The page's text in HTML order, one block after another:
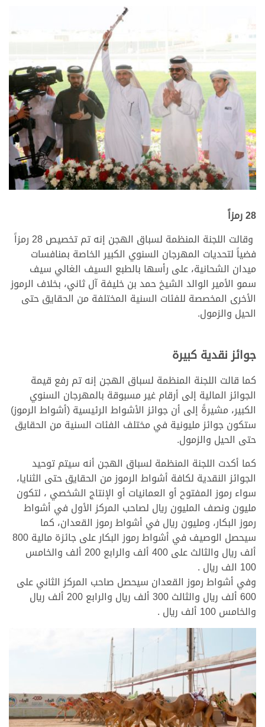
28 رمزاً
وقالت اللجنة المنظمة لسباق الهجن إنه تم تخصيص 28 رمزاً
فضياً لتحديات المهرجان السنوي الكبير الخاصة بمنافسات
ميدان الشحانية، على رأسها بالطبع السيف الغالي سيف
سمو الأمير الوالد الشيخ حمد بن خليفة آل ثاني، بخلاف الرموز
الأخرى المخصصة للفئات السنية المختلفة من الحقايق حتى
الحيل والزمول.
جوائز نقدية كبيرة
كما قالت اللجنة المنظمة لسباق الهجن إنه تم رفع قيمة
الجوائز المالية إلى أرقام غير مسبوقة بالمهرجان السنوي
الكبير، مشيرةً إلى أن جوائز الأشواط الرئيسية (أشواط الرموز)
ستكون جوائز مليونية في مختلف الفئات السنية من الحقايق
حتى الحيل والزمول.
كما أكدت اللجنة المنظمة لسباق الهجن أنه سيتم توحيد
الجوائز النقدية لكافة أشواط الرموز من الحقايق حتى الثنايا،
سواء رموز المفتوح أو العمانيات أو الإنتاج الشخصي ، لتكون
مليون ونصف المليون ريال لصاحب المركز الأول في أشواط
رموز البكار، ومليون ريال في أشواط رموز القعدان، كما
سيحصل الوصيف في أشواط رموز البكار على جائزة مالية 800
ألف ريال والثالث على 400 ألف والرابع 200 ألف والخامس
100 الف ريال .
وفي أشواط رموز القعدان سيحصل صاحب المركز الثاني على
600 ألف ريال والثالث 300 ألف ريال والرابع 200 ألف ريال
والخامس 100 ألف ريال .